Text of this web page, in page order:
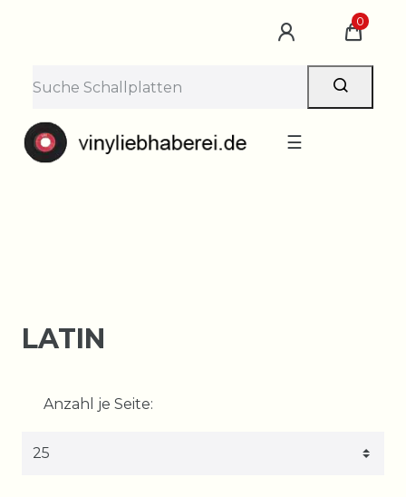
Lieferpause vom 10. bis 29.
Bestellungen nehmen wir gerne entgegen —
der Versand startet wieder ab Montag, 31.
0
☰
LATIN
Anzahl je Seite: